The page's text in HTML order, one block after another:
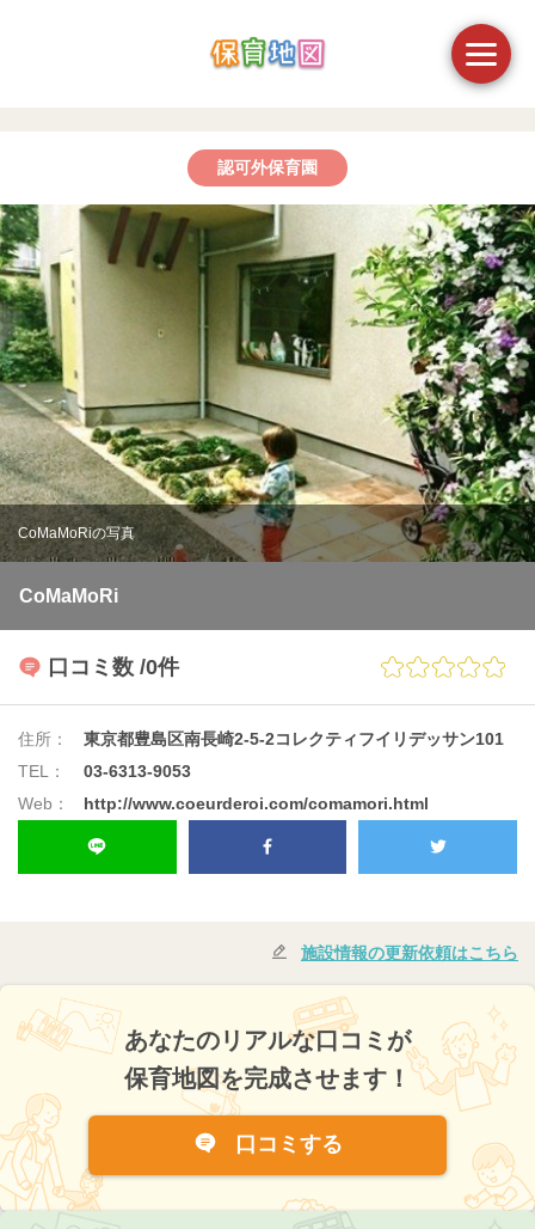
認可外保育園
CoMaMoRiの写真
CoMaMoRi
口コミ数 /0件
住所：
東京都豊島区南長崎2-5-2コレクティフイリデッサン101
TEL：
03-6313-9053
Web：
http://www.coeurderoi.com/comamori.html
施設情報の更新依頼はこちら
あなたのリアルな口コミが
保育地図を完成させます！
口コミする